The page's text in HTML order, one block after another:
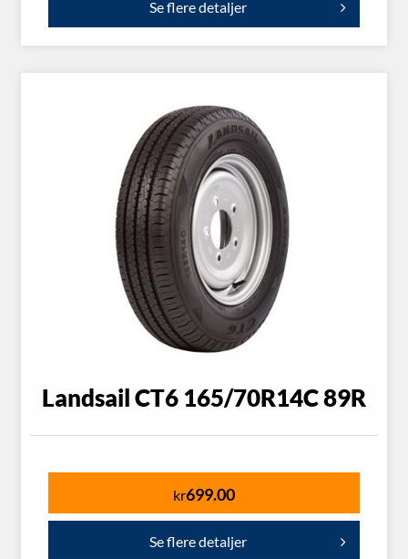
Se flere detaljer
Landsail CT6 165/70R14C 89R
kr699.00
Se flere detaljer